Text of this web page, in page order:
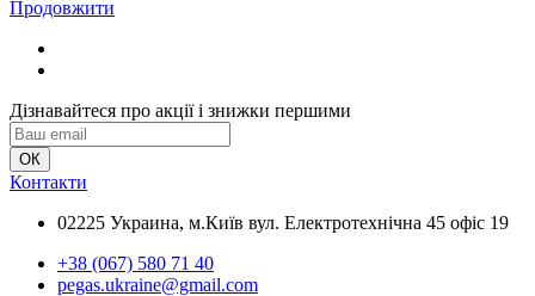
Продовжити
Дізнавайтеся про акції і знижки першими
Контакти
02225 Украина, м.Київ вул. Електротехнічна 45 офіс 19
+38 (067) 580 71 40
pegas.ukraine@gmail.com